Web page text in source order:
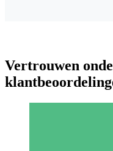
Vertrouwen